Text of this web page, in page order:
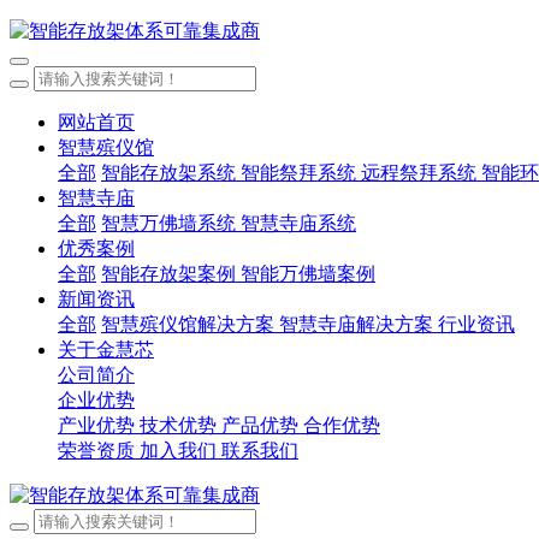
网站首页
智慧殡仪馆
全部 智能存放架系统 智能祭拜系统 远程祭拜系统 智能
智慧寺庙
全部 智慧万佛墙系统 智慧寺庙系统
优秀案例
全部 智能存放架案例 智能万佛墙案例
新闻资讯
全部 智慧殡仪馆解决方案 智慧寺庙解决方案 行业资讯
关于金慧芯
公司简介
企业优势
产业优势 技术优势 产品优势 合作优势
荣誉资质 加入我们 联系我们